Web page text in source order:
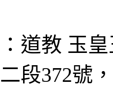
道教 玉皇
段372號